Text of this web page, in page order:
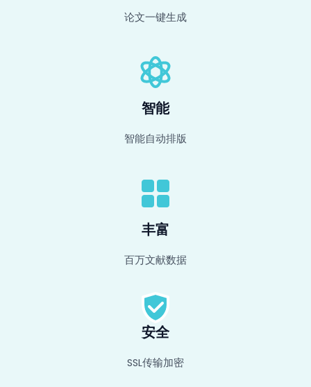
论文一键生成
智能
智能自动排版
丰富
百万文献数据
安全
SSL传输加密